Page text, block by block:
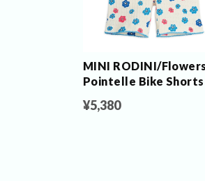
MINI RODINI/Flowers
Pointelle Bike Shorts
¥5,380